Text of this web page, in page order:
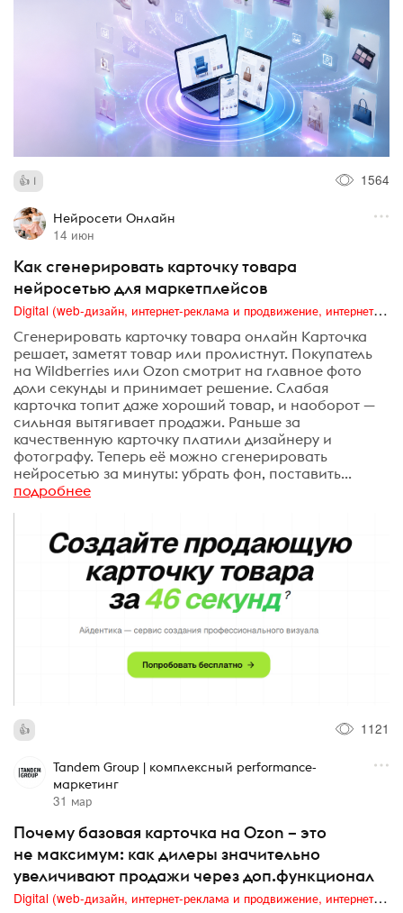
1 1564
Нейросети Онлайн
14 июн
Как сгенерировать карточку товара
нейросетью для маркетплейсов
Digital (web-дизайн, интернет-реклама и продвижение, интернет-сообщества и блоги, интернет-коммуникации, мобильный маркетинг, реклама на цифровых экранах)
Сгенерировать карточку товара онлайн Карточка
решает, заметят товар или пролистнут. Покупатель
на Wildberries или Ozon смотрит на главное фото
доли секунды и принимает решение. Слабая
карточка топит даже хороший товар, и наоборот —
сильная вытягивает продажи. Раньше за
качественную карточку платили дизайнеру и
фотографу. Теперь её можно сгенерировать
нейросетью за минуты: убрать фон, поставить...
подробнее
1121
Tandem Group | комплексный performance-
маркетинг
31 мар
Почему базовая карточка на Ozon – это
не максимум: как дилеры значительно
увеличивают продажи через доп.функционал
Digital (web-дизайн, интернет-реклама и продвижение, интернет-сообщества и блоги, интернет-коммуникации, мобильный маркетинг, реклама на цифровых экранах)